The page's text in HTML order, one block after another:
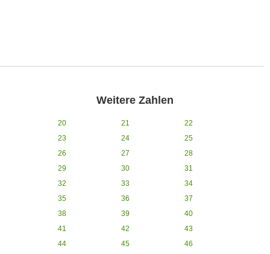
Weitere Zahlen
20 21
22
23
24
25
26
27
28
29
30
31
32
33
34
35
36
37
38
39
40
41
42
43
44
45
46